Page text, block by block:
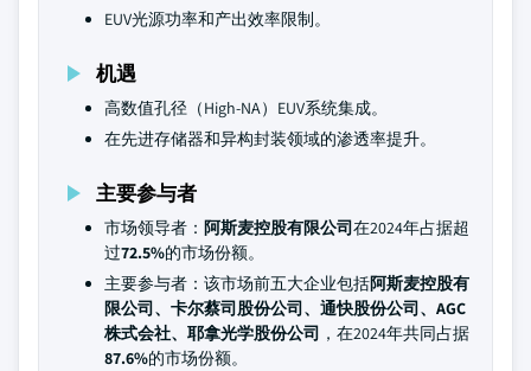
EUV光源功率和产出效率限制。
机遇
高数值孔径（High-NA）EUV系统集成。
在先进存储器和异构封装领域的渗透率提升。
主要参与者
市场领导者： 阿斯麦控股有限公司在2024年占据超
过72.5%的市场份额。
主要参与者：该市场前五大企业包括阿斯麦控股有
限公司、卡尔蔡司股份公司、通快股份公司、AGC
株式会社、耶拿光学股份公司 ，在2024年共同占据
87.6%的市场份额。